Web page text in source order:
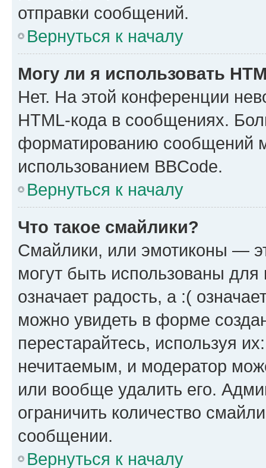
отправки сообщений.
Вернуться к началу
Могу ли я использовать
Нет. На этой конференции
HTML-кода в сообщениях.
форматированию сообщений
использованием BBCode.
Вернуться к началу
Что такое смайлики?
Смайлики, или эмотиконы —
могут быть использованы
означает радость, а :(
можно увидеть в форме
перестарайтесь, используя
нечитаемым, и модератор
или вообще удалить его.
ограничить количество
сообщении.
Вернуться к началу